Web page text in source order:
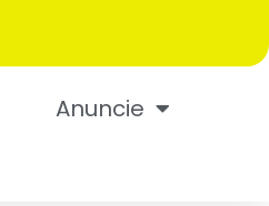
Anuncie